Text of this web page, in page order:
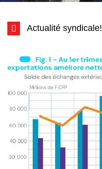
Actualité syndicale!